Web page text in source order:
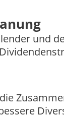
und